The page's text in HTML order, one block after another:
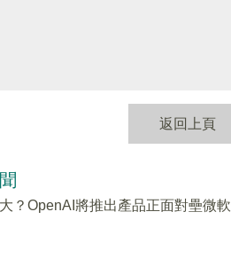
返回上頁
？OpenAI將推出產品正面對壘微軟